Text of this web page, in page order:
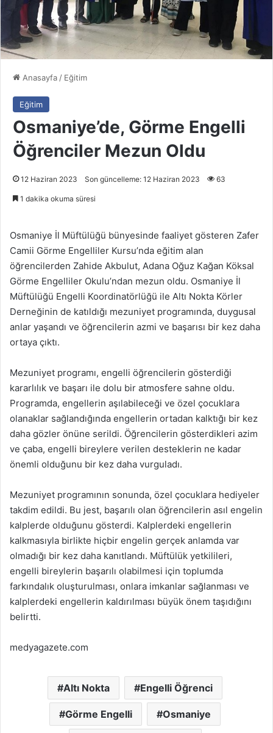
Anasayfa / Eğitim
Eğitim
Osmaniye’de, Görme Engelli
Öğrenciler Mezun Oldu
12 Haziran 2023 Son güncelleme: 12 Haziran 2023 63
1 dakika okuma süresi
Osmaniye İl Müftülüğü bünyesinde faaliyet gösteren Zafer
Camii Görme Engelliler Kursu’nda eğitim alan
öğrencilerden Zahide Akbulut, Adana Oğuz Kağan Köksal
Görme Engelliler Okulu’ndan mezun oldu. Osmaniye İl
Müftülüğü Engelli Koordinatörlüğü ile Altı Nokta Körler
Derneğinin de katıldığı mezuniyet programında, duygusal
anlar yaşandı ve öğrencilerin azmi ve başarısı bir kez daha
ortaya çıktı.
Mezuniyet programı, engelli öğrencilerin gösterdiği
kararlılık ve başarı ile dolu bir atmosfere sahne oldu.
Programda, engellerin aşılabileceği ve özel çocuklara
olanaklar sağlandığında engellerin ortadan kalktığı bir kez
daha gözler önüne serildi. Öğrencilerin gösterdikleri azim
ve çaba, engelli bireylere verilen desteklerin ne kadar
önemli olduğunu bir kez daha vurguladı.
Mezuniyet programının sonunda, özel çocuklara hediyeler
takdim edildi. Bu jest, başarılı olan öğrencilerin asıl engelin
kalplerde olduğunu gösterdi. Kalplerdeki engellerin
kalkmasıyla birlikte hiçbir engelin gerçek anlamda var
olmadığı bir kez daha kanıtlandı. Müftülük yetkilileri,
engelli bireylerin başarılı olabilmesi için toplumda
farkındalık oluşturulması, onlara imkanlar sağlanması ve
kalplerdeki engellerin kaldırılması büyük önem taşıdığını
belirtti.
medyagazete.com
Altı Nokta Engelli Öğrenci
Görme Engelli Osmaniye